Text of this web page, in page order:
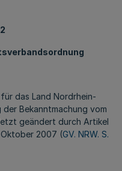
das Land Nordrhein-
Bekanntmachung vom
geändert durch Artikel
2007 (GV. NRW. S.